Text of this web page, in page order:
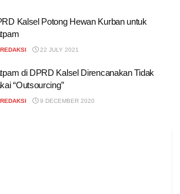
Kalsel Potong Hewan Kurban untuk
REDAKSI 22 JULY 2021
di DPRD Kalsel Direncanakan Tidak
“Outsourcing”
REDAKSI 9 DECEMBER 2020